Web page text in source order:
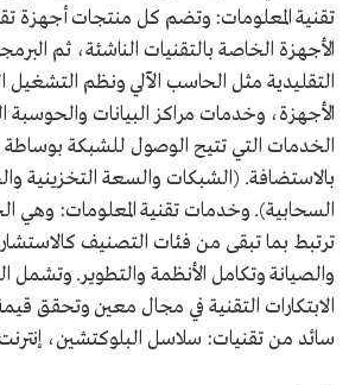
تقنية المعلومات: وتضم كل منتجات أجهزة
الأجهزة الخاصة بالتقنيات الناشئة، ثم
التقليدية مثل الحاسب الآلي ونظم
الأجهزة، وخدمات مراكز البيانات
الخدمات التي تتيح الوصول للشبكة
بالاستضافة. (الشبكات والسعة التخزينية
السحابية). وخدمات تقنية المعلومات: وهي
ترتبط بما تبقى من فئات التصنيف
والصيانة وتكامل الأنظمة والتطوير. وتشمل
الابتكارات التقنية في مجال معين وتحقق
سائد من تقنيات: سلاسل البلوكتشين، إنترنت